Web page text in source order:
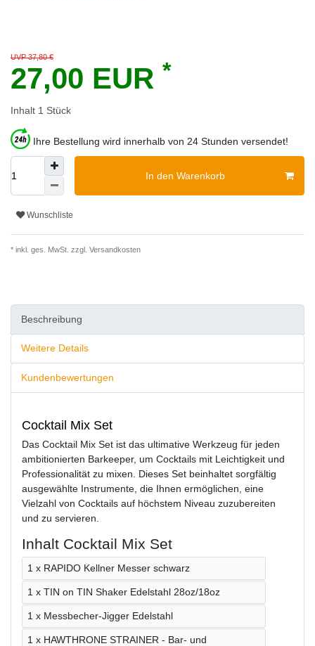
UVP 37,80 €
27,00 EUR *
Inhalt 1 Stück
Ihre Bestellung wird innerhalb von 24 Stunden versendet!
In den Warenkorb
Wunschliste
* inkl. ges. MwSt. zzgl. Versandkosten
Beschreibung
Weitere Details
Kundenbewertungen
Cocktail Mix Set
Das Cocktail Mix Set ist das ultimative Werkzeug für jeden
ambitionierten Barkeeper, um Cocktails mit Leichtigkeit und
Professionalität zu mixen. Dieses Set beinhaltet sorgfältig
ausgewählte Instrumente, die Ihnen ermöglichen, eine
Vielzahl von Cocktails auf höchstem Niveau zuzubereiten
und zu servieren.
Inhalt Cocktail Mix Set
1 x RAPIDO Kellner Messer schwarz
1 x TIN on TIN Shaker Edelstahl 28oz/18oz
1 x Messbecher-Jigger Edelstahl
1 x HAWTHRONE STRAINER - Bar- und